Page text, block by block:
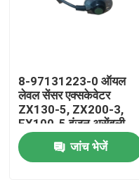
8-97131223-0 ऑयल
लेवल सेंसर एक्सकेवेटर
ZX130-5, ZX200-3,
EX100-5 इंजन असेंबली
4HK1, 4JJ1, 6WG1 के
लिए
जांच भेजें